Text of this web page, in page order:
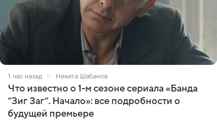
1 час назад Никита Шабанов
Что известно о 1-м сезоне сериала «Банда
“Зиг Заг”. Начало»: все подробности о
будущей премьере